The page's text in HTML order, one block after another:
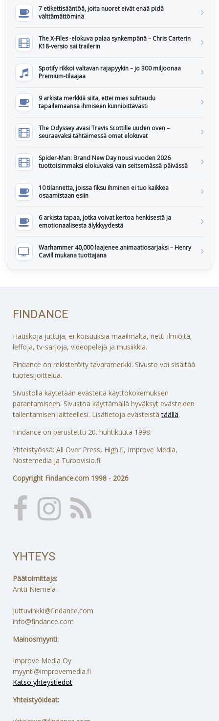
7 etikettisääntöä, joita nuoret eivät enää pidä
välttämättöminä
The X-Files -elokuva palaa synkempänä – Chris Carterin
K18-versio sai trailerin
Spotify rikkoi valtavan rajapyykin – jo 300 miljoonaa
Premium-tilaajaa
9 arkista merkkiä siitä, ettei mies suhtaudu
tapailemaansa ihmiseen kunnioittavasti
The Odyssey avasi Travis Scottille uuden oven –
seuraavaksi tähtäimessä omat elokuvat
Spider-Man: Brand New Day nousi vuoden 2026
tuottoisimmaksi elokuvaksi vain seitsemässä päivässä
10 tilannetta, joissa fiksu ihminen ei tuo kaikkea
osaamistaan esiin
6 arkista tapaa, jotka voivat kertoa henkisestä ja
emotionaalisesta älykkyydestä
Warhammer 40,000 laajenee animaatiosarjaksi – Henry
Cavill mukana tuottajana
FINDANCE
Hauskoja juttuja, erikoisuuksia maailmalta, netti-ilmiöitä,
leffoja, tv-sarjoja, videopelejä ja musiikkia.
Findance on rekisteröity tavaramerkki. Sivusto voi sisältää
tuotesijoittelua.
Sivustolla käytetään evästeitä käyttökokemuksen
parantamiseen. Sivustoa käyttämällä hyväksyt evästeiden
tallentamisen laitteellesi. Lisätietoja evästeistätäällä.
Findance on perustettu 20. huhtikuuta 1998.
Yhteistyössä: All Over Press, High.fi, Improve Media,
Nostemedia ja Turbovisio.fi.
Copyright Findance.com 1998 - 2026
YHTEYS
Päätoimittaja:
Antti Niemelä
juttuvinkki@findance.com
info@findance.com
Mainosmyynti:
Improve Media Oy
myynti@improvemedia.fi
Katso yhteystiedot
Yhteistyöideat: